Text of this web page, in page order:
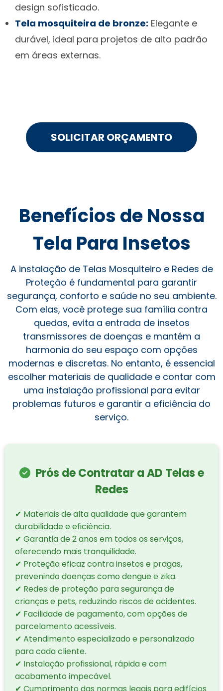
design sofisticado.
Tela mosquiteira de bronze: Elegante e
durável, ideal para projetos de alto padrão
em áreas externas.
SOLICITAR ORÇAMENTO
Benefícios de Nossa
Tela Para Insetos
A instalação de Telas Mosquiteiro e Redes de
Proteção é fundamental para garantir
segurança, conforto e saúde no seu ambiente.
Com elas, você protege sua família contra
quedas, evita a entrada de insetos
transmissores de doenças e mantém a
harmonia do seu espaço com opções
modernas e discretas. No entanto, é essencial
escolher materiais de qualidade e contar com
uma instalação profissional para evitar
problemas futuros e garantir a eficiência do
serviço.
Prós de Contratar a AD Telas e
Redes
✔ Materiais de alta qualidade que garantem
durabilidade e eficiência.
✔ Garantia de 2 anos em todos os serviços,
oferecendo mais tranquilidade.
✔ Proteção eficaz contra insetos e pragas,
prevenindo doenças como dengue e zika.
✔ Redes de proteção para segurança de
crianças e pets, reduzindo riscos de acidentes.
✔ Facilidade de pagamento, com opções de
parcelamento acessíveis.
✔ Atendimento especializado e personalizado
para cada cliente.
✔ Instalação profissional, rápida e com
acabamento impecável.
✔ Cumprimento das normas legais para edifícios